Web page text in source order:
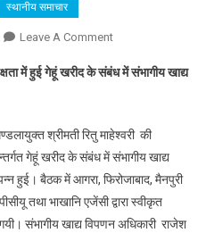
स्थानीय समाचार
Leave A CommentOn
केन्द्रों
क्रय
नहीं
किया
गया
है,
में हुई गेहूं खरीद के संबंध में संभागीय खाद्य
श्रीमती रितु माहेश्वरी की
गेहूं खरीद के संबंध में संभागीय खाद्य
हुई। बैठक में आगरा, फिरोजाबाद, मैनपुरी
तथा भाखानि एजेंसी द्वारा स्वीकृत
संभागीय खाद्य विपणन अधिकारी राजेश